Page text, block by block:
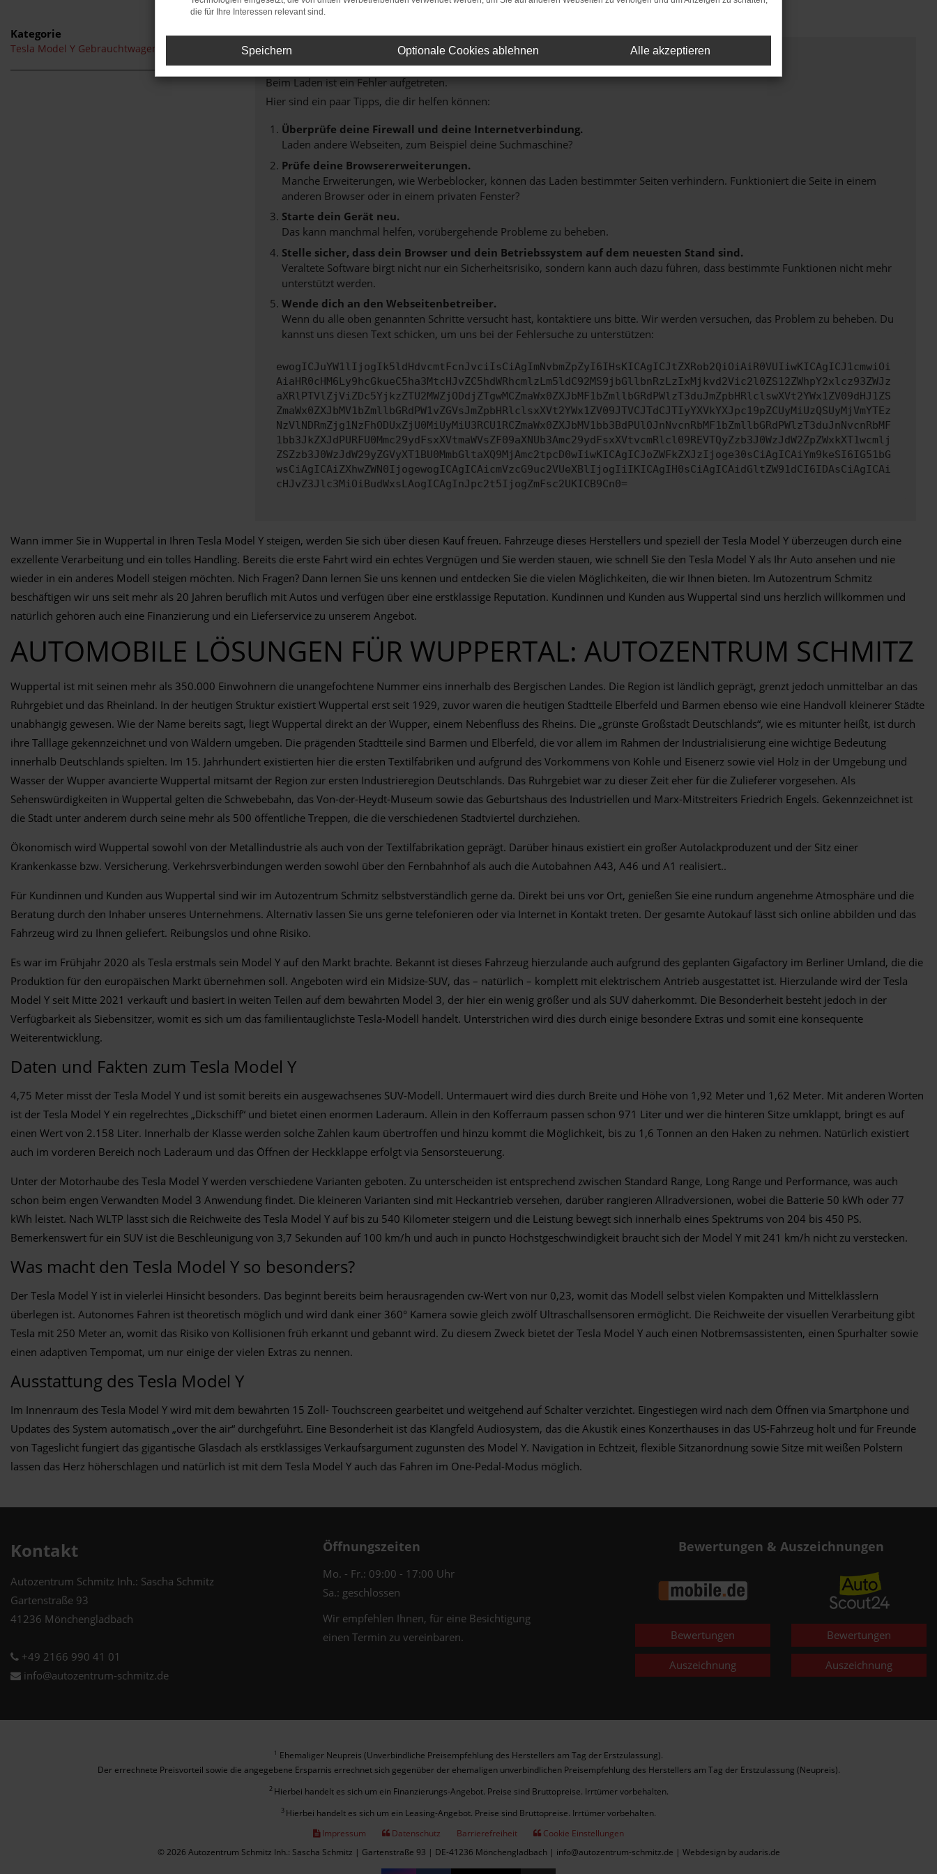
Kategorie
Tesla Model Y Gebrauchtwagen Wuppertal FEHLER: NETWORK ERROR
Beim Laden ist ein Fehler aufgetreten.
Hier sind ein paar Tipps, die dir helfen können:
Überprüfe deine Firewall und deine Internetverbindung.
Laden andere Webseiten, zum Beispiel deine Suchmaschine?
Prüfe deine Browsererweiterungen.
Manche Erweiterungen, wie Werbeblocker, können das Laden bestimmter Seiten verhindern. Funktioniert die Seite in einem
anderen Browser oder in einem privaten Fenster?
Starte dein Gerät neu.
Das kann manchmal helfen, vorübergehende Probleme zu beheben.
Stelle sicher, dass dein Browser und dein Betriebssystem auf dem neuesten Stand sind.
Veraltete Software birgt nicht nur ein Sicherheitsrisiko, sondern kann auch dazu führen, dass bestimmte Funktionen nicht mehr
unterstützt werden.
Wende dich an den Webseitenbetreiber.
Wenn du alle oben genannten Schritte versucht hast, kontaktiere uns bitte. Wir werden versuchen, das Problem zu beheben. Du
kannst uns diesen Text schicken, um uns bei der Fehlersuche zu unterstützen:
ewogICJuYW1lIjogIk5ldHdvcmtFcnJvciIsCiAgImNvbmZpZyI6IHsKICAgICJtZXRob2QiOiAiR0VUIiwKICAgICJ1cmwiOi
AiaHR0cHM6Ly9hcGkueC5ha3MtcHJvZC5hdWRhcmlzLm5ldC92MS9jbGllbnRzLzIxMjkvd2Vic2l0ZS12ZWhpY2xlcz93ZWJz
aXRlPTVlZjViZDc5YjkzZTU2MWZjODdjZTgwMCZmaWx0ZXJbMF1bZmllbGRdPWlzT3duJmZpbHRlclswXVt2YWx1ZV09dHJ1ZS
ZmaWx0ZXJbMV1bZmllbGRdPW1vZGVsJmZpbHRlclsxXVt2YWx1ZV09JTVCJTdCJTIyYXVkYXJpc19pZCUyMiUzQSUyMjVmYTEz
NzVlNDRmZjg1NzFhODUxZjU0MiUyMiU3RCU1RCZmaWx0ZXJbMV1bb3BdPUlOJnNvcnRbMF1bZmllbGRdPWlzT3duJnNvcnRbMF
1bb3JkZXJdPURFU0Mmc29ydFsxXVtmaWVsZF09aXNUb3Amc29ydFsxXVtvcmRlcl09REVTQyZzb3J0WzJdW2ZpZWxkXT1wcmlj
ZSZzb3J0WzJdW29yZGVyXT1BU0MmbGltaXQ9MjAmc2tpcD0wIiwKICAgICJoZWFkZXJzIjoge30sCiAgICAiYm9keSI6IG51bG
wsCiAgICAiZXhwZWN0IjogewogICAgICAicmVzcG9uc2VUeXBlIjogIiIKICAgIH0sCiAgICAidGltZW91dCI6IDAsCiAgICAi
cHJvZ3Jlc3MiOiBudWxsLAogICAgInJpc2t5IjogZmFsc2UKICB9Cn0=
Wann immer Sie in Wuppertal in Ihren Tesla Model Y steigen, werden Sie sich über diesen Kauf freuen. Fahrzeuge dieses Herstellers und speziell der Tesla Model Y überzeugen durch eine
exzellente Verarbeitung und ein tolles Handling. Bereits die erste Fahrt wird ein echtes Vergnügen und Sie werden stauen, wie schnell Sie den Tesla Model Y als Ihr Auto ansehen und nie
wieder in ein anderes Modell steigen möchten. Nich Fragen? Dann lernen Sie uns kennen und entdecken Sie die vielen Möglichkeiten, die wir Ihnen bieten. Im Autozentrum Schmitz
beschäftigen wir uns seit mehr als 20 Jahren beruflich mit Autos und verfügen über eine erstklassige Reputation. Kundinnen und Kunden aus Wuppertal sind uns herzlich willkommen und
natürlich gehören auch eine Finanzierung und ein Lieferservice zu unserem Angebot.
AUTOMOBILE LÖSUNGEN FÜR WUPPERTAL: AUTOZENTRUM SCHMITZ
Wuppertal ist mit seinen mehr als 350.000 Einwohnern die unangefochtene Nummer eins innerhalb des Bergischen Landes. Die Region ist ländlich geprägt, grenzt jedoch unmittelbar an das
Ruhrgebiet und das Rheinland. In der heutigen Struktur existiert Wuppertal erst seit 1929, zuvor waren die heutigen Stadtteile Elberfeld und Barmen ebenso wie eine Handvoll kleinerer Städte
unabhängig gewesen. Wie der Name bereits sagt, liegt Wuppertal direkt an der Wupper, einem Nebenfluss des Rheins. Die „grünste Großstadt Deutschlands“, wie es mitunter heißt, ist durch
ihre Talllage gekennzeichnet und von Wäldern umgeben. Die prägenden Stadtteile sind Barmen und Elberfeld, die vor allem im Rahmen der Industrialisierung eine wichtige Bedeutung
innerhalb Deutschlands spielten. Im 15. Jahrhundert existierten hier die ersten Textilfabriken und aufgrund des Vorkommens von Kohle und Eisenerz sowie viel Holz in der Umgebung und
Wasser der Wupper avancierte Wuppertal mitsamt der Region zur ersten Industrieregion Deutschlands. Das Ruhrgebiet war zu dieser Zeit eher für die Zulieferer vorgesehen. Als
Sehenswürdigkeiten in Wuppertal gelten die Schwebebahn, das Von-der-Heydt-Museum sowie das Geburtshaus des Industriellen und Marx-Mitstreiters Friedrich Engels. Gekennzeichnet ist
die Stadt unter anderem durch seine mehr als 500 öffentliche Treppen, die die verschiedenen Stadtviertel durchziehen.
Ökonomisch wird Wuppertal sowohl von der Metallindustrie als auch von der Textilfabrikation geprägt. Darüber hinaus existiert ein großer Autolackproduzent und der Sitz einer
Krankenkasse bzw. Versicherung. Verkehrsverbindungen werden sowohl über den Fernbahnhof als auch die Autobahnen A43, A46 und A1 realisiert..
Für Kundinnen und Kunden aus Wuppertal sind wir im Autozentrum Schmitz selbstverständlich gerne da. Direkt bei uns vor Ort, genießen Sie eine rundum angenehme Atmosphäre und die
Beratung durch den Inhaber unseres Unternehmens. Alternativ lassen Sie uns gerne telefonieren oder via Internet in Kontakt treten. Der gesamte Autokauf lässt sich online abbilden und das
Fahrzeug wird zu Ihnen geliefert. Reibungslos und ohne Risiko.
Es war im Frühjahr 2020 als Tesla erstmals sein Model Y auf den Markt brachte. Bekannt ist dieses Fahrzeug hierzulande auch aufgrund des geplanten Gigafactory im Berliner Umland, die die
Produktion für den europäischen Markt übernehmen soll. Angeboten wird ein Midsize-SUV, das – natürlich – komplett mit elektrischem Antrieb ausgestattet ist. Hierzulande wird der Tesla
Model Y seit Mitte 2021 verkauft und basiert in weiten Teilen auf dem bewährten Model 3, der hier ein wenig größer und als SUV daherkommt. Die Besonderheit besteht jedoch in der
Verfügbarkeit als Siebensitzer, womit es sich um das familientauglichste Tesla-Modell handelt. Unterstrichen wird dies durch einige besondere Extras und somit eine konsequente
Weiterentwicklung.
Daten und Fakten zum Tesla Model Y
4,75 Meter misst der Tesla Model Y und ist somit bereits ein ausgewachsenes SUV-Modell. Untermauert wird dies durch Breite und Höhe von 1,92 Meter und 1,62 Meter. Mit anderen Worten
ist der Tesla Model Y ein regelrechtes „Dickschiff“ und bietet einen enormen Laderaum. Allein in den Kofferraum passen schon 971 Liter und wer die hinteren Sitze umklappt, bringt es auf
einen Wert von 2.158 Liter. Innerhalb der Klasse werden solche Zahlen kaum übertroffen und hinzu kommt die Möglichkeit, bis zu 1,6 Tonnen an den Haken zu nehmen. Natürlich existiert
auch im vorderen Bereich noch Laderaum und das Öffnen der Heckklappe erfolgt via Sensorsteuerung.
Unter der Motorhaube des Tesla Model Y werden verschiedene Varianten geboten. Zu unterscheiden ist entsprechend zwischen Standard Range, Long Range und Performance, was auch
schon beim engen Verwandten Model 3 Anwendung findet. Die kleineren Varianten sind mit Heckantrieb versehen, darüber rangieren Allradversionen, wobei die Batterie 50 kWh oder 77
kWh leistet. Nach WLTP lässt sich die Reichweite des Tesla Model Y auf bis zu 540 Kilometer steigern und die Leistung bewegt sich innerhalb eines Spektrums von 204 bis 450 PS.
Bemerkenswert für ein SUV ist die Beschleunigung von 3,7 Sekunden auf 100 km/h und auch in puncto Höchstgeschwindigkeit braucht sich der Model Y mit 241 km/h nicht zu verstecken.
Was macht den Tesla Model Y so besonders?
Der Tesla Model Y ist in vielerlei Hinsicht besonders. Das beginnt bereits beim herausragenden cw-Wert von nur 0,23, womit das Modell selbst vielen Kompakten und Mittelklässlern
überlegen ist. Autonomes Fahren ist theoretisch möglich und wird dank einer 360° Kamera sowie gleich zwölf Ultraschallsensoren ermöglicht. Die Reichweite der visuellen Verarbeitung gibt
Tesla mit 250 Meter an, womit das Risiko von Kollisionen früh erkannt und gebannt wird. Zu diesem Zweck bietet der Tesla Model Y auch einen Notbremsassistenten, einen Spurhalter sowie
einen adaptiven Tempomat, um nur einige der vielen Extras zu nennen.
Ausstattung des Tesla Model Y
Im Innenraum des Tesla Model Y wird mit dem bewährten 15 Zoll- Touchscreen gearbeitet und weitgehend auf Schalter verzichtet. Eingestiegen wird nach dem Öffnen via Smartphone und
Updates des System automatisch „over the air“ durchgeführt. Eine Besonderheit ist das Klangfeld Audiosystem, das die Akustik eines Konzerthauses in das US-Fahrzeug holt und für Freunde
von Tageslicht fungiert das gigantische Glasdach als erstklassiges Verkaufsargument zugunsten des Model Y. Navigation in Echtzeit, flexible Sitzanordnung sowie Sitze mit weißen Polstern
lassen das Herz höherschlagen und natürlich ist mit dem Tesla Model Y auch das Fahren im One-Pedal-Modus möglich.
Kontakt
Autozentrum Schmitz Inh.: Sascha Schmitz
Gartenstraße 93
41236 Mönchengladbach
+49 2166 990 41 01
info@autozentrum-schmitz.de
Öffnungszeiten
Mo. - Fr.: 09:00 - 17:00 Uhr
Sa.: geschlossen
Wir empfehlen Ihnen, für eine Besichtigung
einen Termin zu vereinbaren.
Bewertungen & Auszeichnungen
Bewertungen
Auszeichnung
Bewertungen
Auszeichnung
1 Ehemaliger Neupreis (Unverbindliche Preisempfehlung des Herstellers am Tag der Erstzulassung).
Der errechnete Preisvorteil sowie die angegebene Ersparnis errechnet sich gegenüber der ehemaligen unverbindlichen Preisempfehlung des Herstellers am Tag der Erstzulassung (Neupreis).
2 Hierbei handelt es sich um ein Finanzierungs-Angebot. Preise sind Bruttopreise. Irrtümer vorbehalten.
3 Hierbei handelt es sich um ein Leasing-Angebot. Preise sind Bruttopreise. Irrtümer vorbehalten.
Impressum
Datenschutz Barrierefreiheit
Cookie Einstellungen
© 2026 Autozentrum Schmitz Inh.: Sascha Schmitz | Gartenstraße 93 | DE-41236 Mönchengladbach | info@autozentrum-schmitz.de | Webdesign by audaris.de
die für Ihre Interessen relevant sind.
Speichern Optionale Cookies ablehnen Alle akzeptieren